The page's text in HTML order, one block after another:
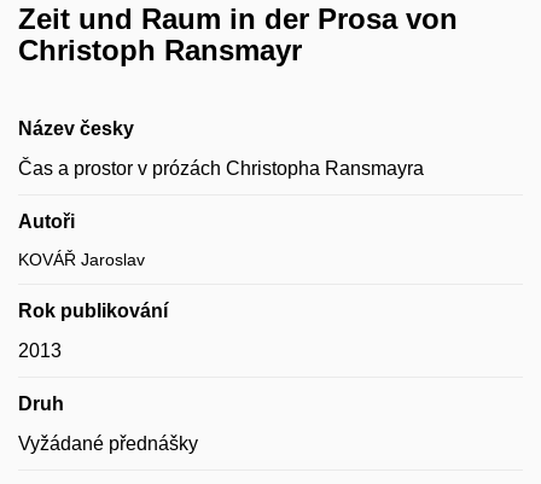
Zeit und Raum in der Prosa von
Christoph Ransmayr
Název česky
Čas a prostor v prózách Christopha Ransmayra
Autoři
KOVÁŘ Jaroslav
Rok publikování
2013
Druh
Vyžádané přednášky